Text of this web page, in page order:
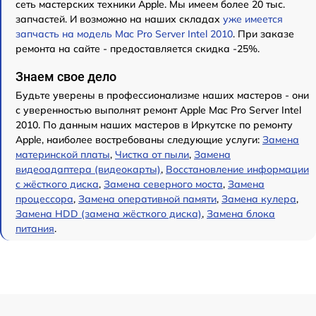
сеть мастерских техники Apple. Мы имеем более 20 тыс.
запчастей. И возможно на наших складах уже имеется
запчасть на модель Mac Pro Server Intel 2010. При заказе
ремонта на сайте - предоставляется скидка -25%.
Знаем свое дело
Будьте уверены в профессионализме наших мастеров - они
с уверенностью выполнят ремонт Apple Mac Pro Server Intel
2010. По данным наших мастеров в Иркутске по ремонту
Apple, наиболее востребованы следующие услуги: Замена
материнской платы, Чистка от пыли, Замена
видеоадаптера (видеокарты), Восстановление информации
с жёсткого диска, Замена северного моста, Замена
процессора, Замена оперативной памяти, Замена кулера,
Замена HDD (замена жёсткого диска), Замена блока
питания.